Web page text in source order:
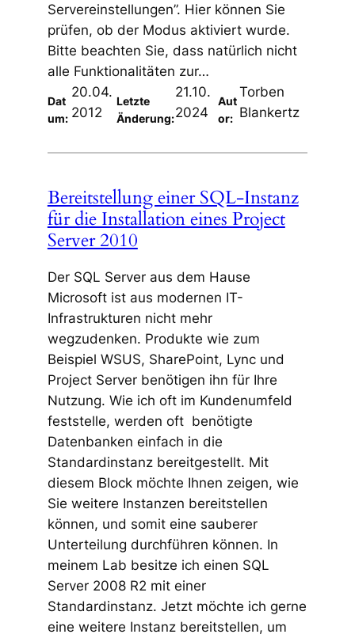
Servereinstellungen”. Hier können Sie
prüfen, ob der Modus aktiviert wurde.
Bitte beachten Sie, dass natürlich nicht
alle Funktionalitäten zur…
Dat
um:
20.04.
2012
Letzte
Änderung:
21.10.
2024
Aut
or:
Torben
Blankertz
Bereitstellung einer SQL-Instanz
für die Installation eines Project
Server 2010
Der SQL Server aus dem Hause
Microsoft ist aus modernen IT-
Infrastrukturen nicht mehr
wegzudenken. Produkte wie zum
Beispiel WSUS, SharePoint, Lync und
Project Server benötigen ihn für Ihre
Nutzung. Wie ich oft im Kundenumfeld
feststelle, werden oft benötigte
Datenbanken einfach in die
Standardinstanz bereitgestellt. Mit
diesem Block möchte Ihnen zeigen, wie
Sie weitere Instanzen bereitstellen
können, und somit eine sauberer
Unterteilung durchführen können. In
meinem Lab besitze ich einen SQL
Server 2008 R2 mit einer
Standardinstanz. Jetzt möchte ich gerne
eine weitere Instanz bereitstellen, um